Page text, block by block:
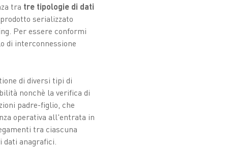
tra tre tipologie di dati
serializzato
Per essere conformi
di interconnessione
di diversi tipi di
nonchè la verifica di
padre-figlio, che
operativa all'entrata in
tra ciascuna
anagrafici.